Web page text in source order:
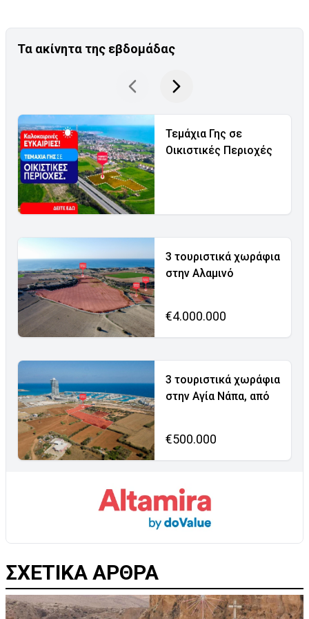
Τα ακίνητα της εβδομάδας
Τεμάχια Γης σε
Οικιστικές Περιοχές
3 τουριστικά χωράφια
στην Αλαμινό
€4.000.000
3 τουριστικά χωράφια
στην Αγία Νάπα, από
€500.000
ΣΧΕΤΙΚΑ ΑΡΘΡΑ